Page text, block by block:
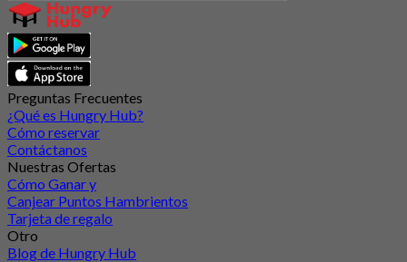
Preguntas Frecuentes
¿Qué es Hungry Hub?
Cómo reservar
Contáctanos
Nuestras Ofertas
Cómo Ganar y
Canjear Puntos Hambrientos
Tarjeta de regalo
Otro
Blog de Hungry Hub